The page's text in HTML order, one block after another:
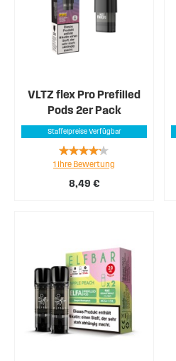
VLTZ flex Pro Prefilled
Pods 2er Pack
Staffelpreise Verfügbar
8,49 €
Rating:
80%
1 Ihre Bewertung